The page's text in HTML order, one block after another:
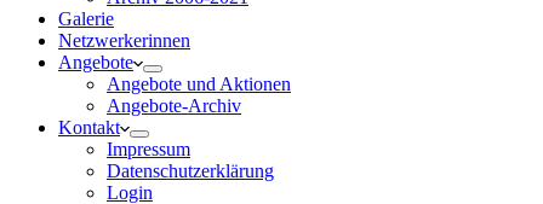
Galerie
Netzwerkerinnen
Angebote
Angebote und Aktionen
Angebote-Archiv
Kontakt
Impressum
Datenschutzerklärung
Login